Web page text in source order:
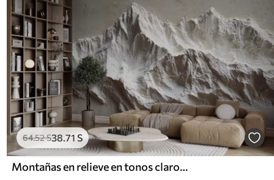
64.52S38.71 S
Montañas en relieve en tonos claros con textura